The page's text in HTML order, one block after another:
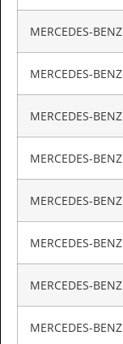
MERCEDES-BENZ
MERCEDES-BENZ
MERCEDES-BENZ
MERCEDES-BENZ
MERCEDES-BENZ
MERCEDES-BENZ
MERCEDES-BENZ
MERCEDES-BENZ